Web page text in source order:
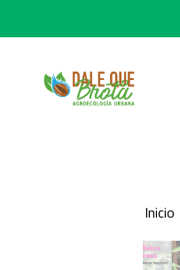
Inicio